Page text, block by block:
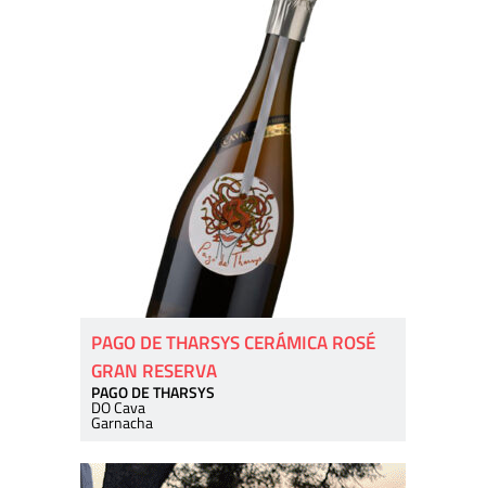
PAGO DE THARSYS CERÁMICA ROSÉ
GRAN RESERVA
PAGO DE THARSYS
DO Cava
Garnacha